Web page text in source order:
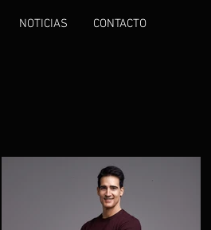
NOTICIAS CONTACTO